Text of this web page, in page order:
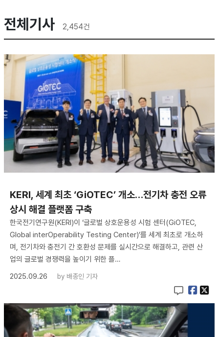
전체기사 2,454건
KERI, 세계 최초 ‘GiOTEC’ 개소…전기차 충전 오류
상시 해결 플랫폼 구축
한국전기연구원(KERI)이 ‘글로벌 상호운용성 시험 센터(GiOTEC,
Global interOperability Testing Center)’를 세계 최초로 개소하
며, 전기차와 충전기 간 호환성 문제를 실시간으로 해결하고, 관련 산
업의 글로벌 경쟁력을 높이기 위한 플…
2025.09.26
by 배종인 기자